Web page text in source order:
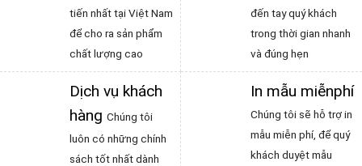
tiến nhất tại Việt Nam
để cho ra sản phẩm
chất lượng cao
đến tay quý khách
trong thời gian nhanh
và đúng hẹn
Dịch vụ khách
hàng Chúng tôi
luôn có những chính
sách tốt nhất dành
In mẫu miễnphí
Chúng tôi sẽ hỗ trợ in
mẫu miễn phí, để quý
khách duyệt mẫu